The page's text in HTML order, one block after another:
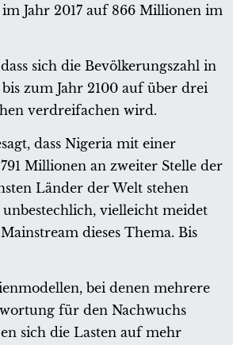
Jahr 2017 auf 866 Millionen im
sich die Bevölkerungszahl in
zum Jahr 2100 auf über drei
verdreifachen wird.
dass Nigeria mit einer
Millionen an zweiter Stelle der
Länder der Welt stehen
vielleicht meidet
dieses Thema. Bis
bei denen mehrere
für den Nachwuchs
sich die Lasten auf mehr